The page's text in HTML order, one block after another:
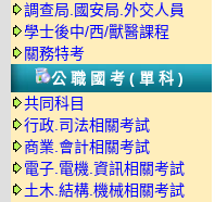
調查局.國安局.外交人員
學士後中/西/獸醫課程
關務特考
公職國考(單科)
共同科目
行政.司法相關考試
商業.會計相關考試
電子.電機.資訊相關考試
土木.結構.機械相關考試